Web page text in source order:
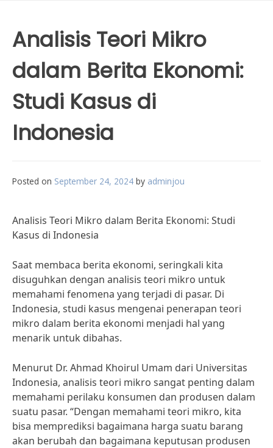
Analisis Teori Mikro
dalam Berita Ekonomi:
Studi Kasus di
Indonesia
Posted on September 24, 2024 by adminjou
Analisis Teori Mikro dalam Berita Ekonomi: Studi
Kasus di Indonesia
Saat membaca berita ekonomi, seringkali kita
disuguhkan dengan analisis teori mikro untuk
memahami fenomena yang terjadi di pasar. Di
Indonesia, studi kasus mengenai penerapan teori
mikro dalam berita ekonomi menjadi hal yang
menarik untuk dibahas.
Menurut Dr. Ahmad Khoirul Umam dari Universitas
Indonesia, analisis teori mikro sangat penting dalam
memahami perilaku konsumen dan produsen dalam
suatu pasar. “Dengan memahami teori mikro, kita
bisa memprediksi bagaimana harga suatu barang
akan berubah dan bagaimana keputusan produsen